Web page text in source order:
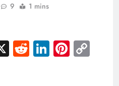
9 1 mins
X RedditLinkedIn